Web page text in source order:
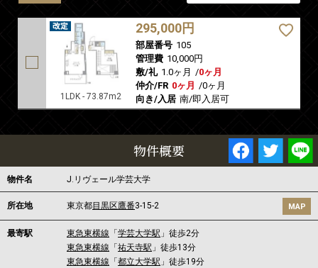
1LDK - 73.87m2
295,000円
部屋番号 105
管理費 10,000円
敷/礼 1.0ヶ月 /0ヶ月
仲介/FR 0ヶ月 /0ヶ月
向き/入居 南/即入居可
物件概要
物件名 J.リヴェール学芸大学
所在地 東京都目黒区鷹番3-15-2 MAP
最寄駅 東急東横線 「 学芸大学駅 」徒歩2分
東急東横線 「 祐天寺駅 」徒歩13分
東急東横線 「 都立大学駅 」徒歩19分